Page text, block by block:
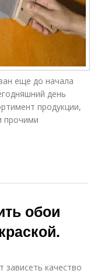
еще до начала
день
продукции,
прочими
обои
зависеть качество